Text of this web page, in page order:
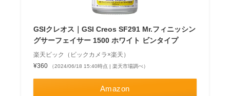
GSIクレオス｜GSI Creos SF291 Mr.フィニッシン
グサーフェイサー 1500 ホワイト ビンタイプ
楽天ビック（ビックカメラ×楽天）
¥360
（2024/06/18 15:40時点 | 楽天市場調べ）
Amazon